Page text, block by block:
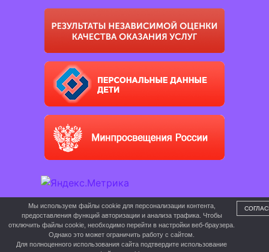
Мы используем файлы cookie для персонализации контента,
предоставления функций авторизации и анализа трафика. Чтобы
отключить файлы cookie, необходимо перейти в настройки веб-браузера.
Однако это может ограничить работу с сайтом.
Для полноценного использования сайта подтвердите использование